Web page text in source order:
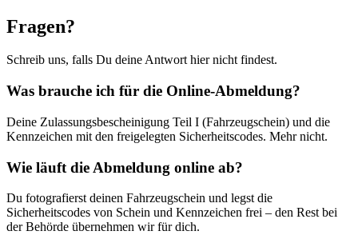
Fragen?
Schreib uns, falls Du deine Antwort hier nicht findest.
Was brauche ich für die Online-Abmeldung?
Deine Zulassungsbescheinigung Teil I (Fahrzeugschein) und die
Kennzeichen mit den freigelegten Sicherheitscodes. Mehr nicht.
Wie läuft die Abmeldung online ab?
Du fotografierst deinen Fahrzeugschein und legst die
Sicherheitscodes von Schein und Kennzeichen frei – den Rest bei
der Behörde übernehmen wir für dich.